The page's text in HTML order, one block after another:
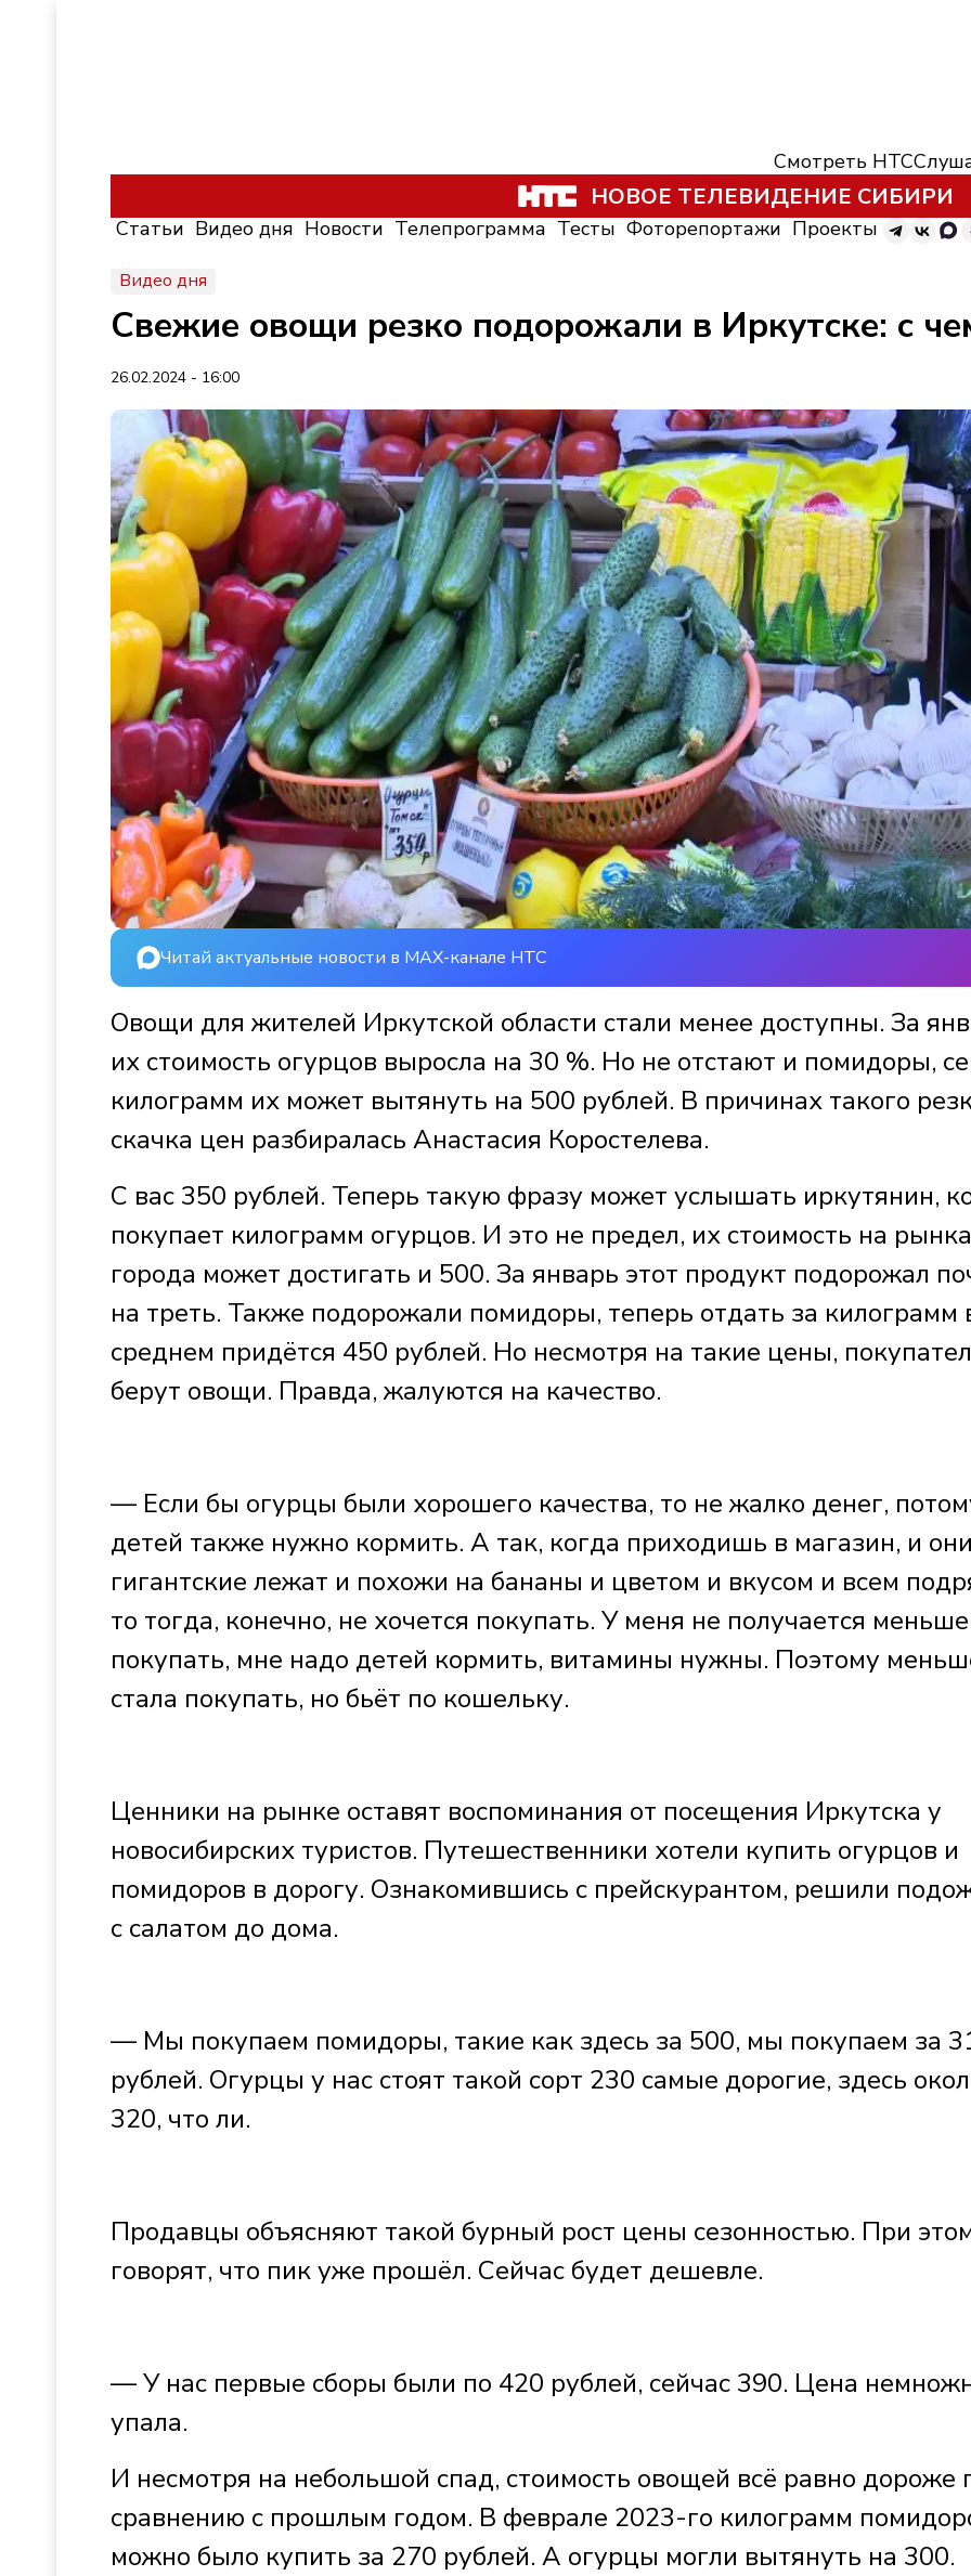
Смотреть НТС
НОВОЕ ТЕЛЕВИДЕНИЕ СИБИРИ
Статьи Видео дня Новости Телепрограмма Тесты Фоторепортажи Проекты
Видео дня
Свежие овощи резко подорожали в Иркутске: с
26.02.2024 - 16:00
Читай актуальные новости в MAX-канале НТС
Овощи для жителей Иркутской области стали менее доступны. За
их стоимость огурцов выросла на 30 %. Но не отстают и помидоры,
килограмм их может вытянуть на 500 рублей. В причинах такого
скачка цен разбиралась Анастасия Коростелева.
С вас 350 рублей. Теперь такую фразу может услышать иркутянин,
покупает килограмм огурцов. И это не предел, их стоимость на
города может достигать и 500. За январь этот продукт подорожал
на треть. Также подорожали помидоры, теперь отдать за килограмм
среднем придётся 450 рублей. Но несмотря на такие цены,
берут овощи. Правда, жалуются на качество.
— Если бы огурцы были хорошего качества, то не жалко денег,
детей также нужно кормить. А так, когда приходишь в магазин, и они
гигантские лежат и похожи на бананы и цветом и вкусом и всем
то тогда, конечно, не хочется покупать. У меня не получается меньше
покупать, мне надо детей кормить, витамины нужны. Поэтому
стала покупать, но бьёт по кошельку.
Ценники на рынке оставят воспоминания от посещения Иркутска у
новосибирских туристов. Путешественники хотели купить огурцов и
помидоров в дорогу. Ознакомившись с прейскурантом, решили
с салатом до дома.
— Мы покупаем помидоры, такие как здесь за 500, мы покупаем за
рублей. Огурцы у нас стоят такой сорт 230 самые дорогие, здесь
320, что ли.
Продавцы объясняют такой бурный рост цены сезонностью. При
говорят, что пик уже прошёл. Сейчас будет дешевле.
— У нас первые сборы были по 420 рублей, сейчас 390. Цена
упала.
И несмотря на небольшой спад, стоимость овощей всё равно дороже
сравнению с прошлым годом. В феврале 2023-го килограмм
можно было купить за 270 рублей. А огурцы могли вытянуть на 300.